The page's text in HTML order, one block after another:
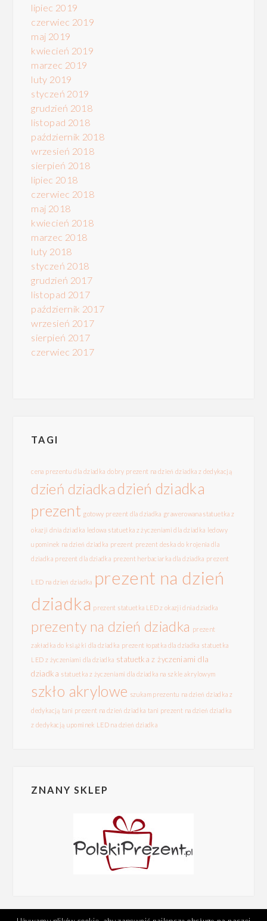
lipiec 2019
czerwiec 2019
maj 2019
kwiecień 2019
marzec 2019
luty 2019
styczeń 2019
grudzień 2018
listopad 2018
październik 2018
wrzesień 2018
sierpień 2018
lipiec 2018
czerwiec 2018
maj 2018
kwiecień 2018
marzec 2018
luty 2018
styczeń 2018
grudzień 2017
listopad 2017
październik 2017
wrzesień 2017
sierpień 2017
czerwiec 2017
TAGI
cena prezentu dla dziadka dobry prezent na dzień dziadka z dedykacją
dzień dziadka dzień dziadka
prezent gotowy prezent dla dziadka grawerowana statuetka z
okazji dnia dziadka ledowa statuetka z życzeniami dla dziadka ledowy
upominek na dzień dziadka prezent prezent deska do krojenia dla
dziadka prezent dla dziadka prezent herbaciarka dla dziadka prezent
LED na dzień dziadka prezent na dzień
dziadka prezent statuetka LED z okazji dnia dziadka
prezenty na dzień dziadka prezent
zakładka do książki dla dziadka prezent łopatka dla dziadka statuetka
LED z życzeniami dla dziadka statuetka z życzeniami dla
dziadka statuetka z życzeniami dla dziadka na szkle akrylowym
szkło akrylowe szukam prezentu na dzień dziadka z
dedykacją tani prezent na dzień dziadka tani prezent na dzień dziadka
z dedykacją upominek LED na dzień dziadka
ZNANY SKLEP